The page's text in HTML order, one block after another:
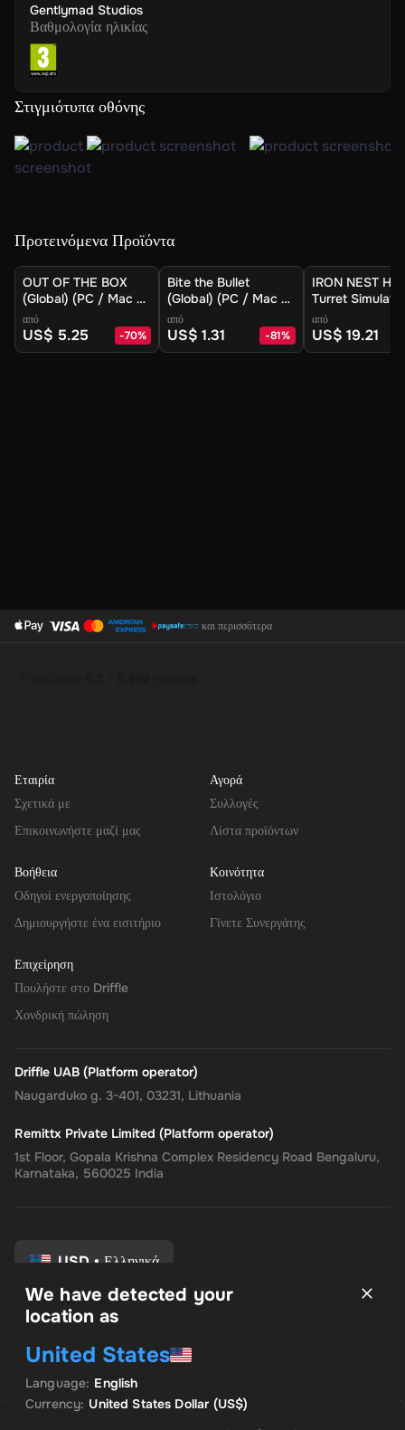
Gentlymad Studios
Βαθμολογία ηλικίας
Στιγμιότυπα οθόνης
Προτεινόμενα Προϊόντα
OUT OF THE BOX
(Global) (PC / Mac /
Linux) - Steam -
Digital Key
από
US$ 5.25 -70%
Bite the Bullet
(Global) (PC / Mac /
Linux) - Steam -
Digital Key
από
US$ 1.31 -81%
IRON NEST
Turret
(Europe) (PC) -
Steam - Digital
από
US$ 19.21
και περισσότερα
Εταιρία
Σχετικά με
Επικοινωνήστε μαζί μας
Αγορά
Συλλογές
Λίστα προϊόντων
Βοήθεια
Οδηγοί ενεργοποίησης
Δημιουργήστε ένα εισιτήριο
Κοινότητα
Ιστολόγιο
Γίνετε Συνεργάτης
Επιχείρηση
Πουλήστε στο Driffle
Χονδρική πώληση
Driffle UAB (Platform operator)
Naugarduko g. 3-401, 03231, Lithuania
Remittx Private Limited (Platform operator)
1st Floor, Gopala Krishna Complex Residency Road Bengaluru,
Karnataka, 560025 India
USD • Ελληνικά
Οροι και Προϋποθέσεις
Πολιτική Απορρήτου
Πολιτική επιστροφής
Προτιμήσεις συναίνεσης
We have detected your
location as
United States
Language: English
Currency: United States Dollar(US$)